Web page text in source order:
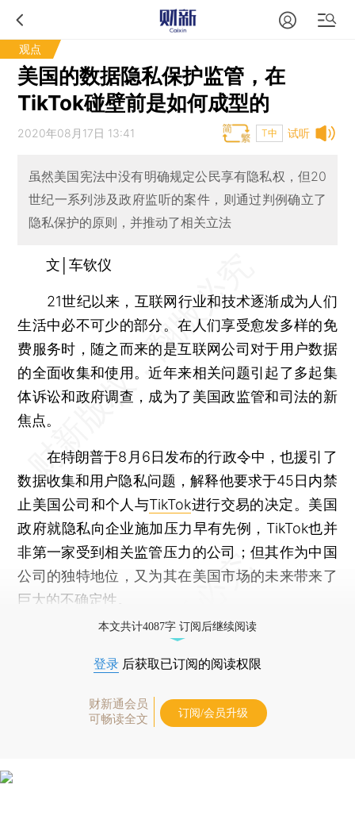
观点
美国的数据隐私保护监管，在
TikTok碰壁前是如何成型的
试听
2020年08月17日 13:41 T中
虽然美国宪法中没有明确规定公民享有隐私权，但20
世纪一系列涉及政府监听的案件，则通过判例确立了
隐私保护的原则，并推动了相关立法
文│车钦仪
21世纪以来，互联网行业和技术逐渐成为人们
生活中必不可少的部分。在人们享受愈发多样的免
费服务时，随之而来的是互联网公司对于用户数据
的全面收集和使用。近年来相关问题引起了多起集
体诉讼和政府调查，成为了美国政监管和司法的新
焦点。
在特朗普于8月6日发布的行政令中，也援引了
数据收集和用户隐私问题，解释他要求于45日内禁
止美国公司和个人与TikTok进行交易的决定。美国
政府就隐私向企业施加压力早有先例，TikTok也并
非第一家受到相关监管压力的公司；但其作为中国
公司的独特地位，又为其在美国市场的未来带来了
巨大的不确定性。
本文共计4087字 订阅后继续阅读
登录 后获取已订阅的阅读权限
财新通会员
可畅读全文
订阅/会员升级